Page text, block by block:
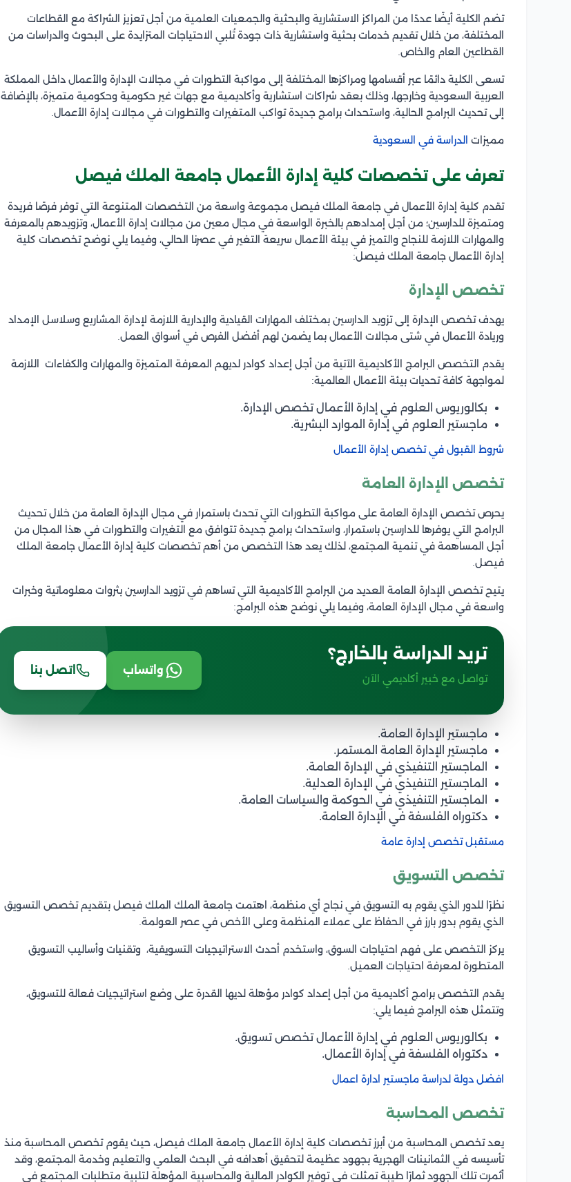
تضم الكلية أيضًا عددًا من المراكز الاستشارية والبحثية والجمعيات العلمية من أجل تعزيز الشراكة مع القطاعات
المختلفة، من خلال تقديم خدمات بحثية واستشارية ذات جودة تُلبي الاحتياجات المتزايدة على البحوث والدراسات من
القطاعين العام والخاص.
تسعى الكلية دائمًا عبر أقسامها ومراكزها المختلفة إلى مواكبة التطورات في مجالات الإدارة والأعمال داخل المملكة
العربية السعودية وخارجها، وذلك بعقد شراكات استشارية وأكاديمية مع جهات غير حكومية وحكومية متميزة، بالإضافة
إلى تحديث البرامج الحالية، واستحداث برامج جديدة تواكب المتغيرات والتطورات في مجالات إدارة الأعمال.
مميزات الدراسة في السعودية
تعرف على تخصصات كلية إدارة الأعمال جامعة الملك فيصل
تقدم كلية إدارة الأعمال في جامعة الملك فيصل مجموعة واسعة من التخصصات المتنوعة التي توفر فرصًا فريدة
ومتميزة للدارسين؛ من أجل إمدادهم بالخبرة الواسعة في مجال معين من مجالات إدارة الأعمال، وتزويدهم بالمعرفة
والمهارات اللازمة للنجاح والتميز في بيئة الأعمال سريعة التغير في عصرنا الحالي، وفيما يلي نوضح تخصصات كلية
إدارة الأعمال جامعة الملك فيصل:
تخصص الإدارة
يهدف تخصص الإدارة إلى تزويد الدارسين بمختلف المهارات القيادية والإدارية اللازمة لإدارة المشاريع وسلاسل الإمداد
وريادة الأعمال في شتى مجالات الأعمال بما يضمن لهم أفضل الفرص في أسواق العمل.
يقدم التخصص البرامج الأكاديمية الآتية من أجل إعداد كوادر لديهم المعرفة المتميزة والمهارات والكفاءات اللازمة
لمواجهة كافة تحديات بيئة الأعمال العالمية:
بكالوريوس العلوم في إدارة الأعمال تخصص الإدارة.
ماجستير العلوم في إدارة الموارد البشرية.
شروط القبول في تخصص إدارة الأعمال
تخصص الإدارة العامة
يحرص تخصص الإدارة العامة على مواكبة التطورات التي تحدث باستمرار في مجال الإدارة العامة من خلال تحديث
البرامج التي يوفرها للدارسين باستمرار، واستحداث برامج جديدة تتوافق مع التغيرات والتطورات في هذا المجال من
أجل المساهمة في تنمية المجتمع، لذلك يعد هذا التخصص من أهم تخصصات كلية إدارة الأعمال جامعة الملك
فيصل.
يتيح تخصص الإدارة العامة العديد من البرامج الأكاديمية التي تساهم في تزويد الدارسين بثروات معلوماتية وخبرات
واسعة في مجال الإدارة العامة، وفيما يلي نوضح هذه البرامج:
تريد الدراسة بالخارج؟
تواصل مع خبير أكاديمي الآن
واتساب اتصل بنا
ماجستير الإدارة العامة.
ماجستير الإدارة العامة المستمر.
الماجستير التنفيذي في الإدارة العامة.
الماجستير التنفيذي في الإدارة العدلية.
الماجستير التنفيذي في الحوكمة والسياسات العامة.
دكتوراه الفلسفة في الإدارة العامة.
مستقبل تخصص إدارة عامة
تخصص التسويق
نظرًا للدور الذي يقوم به التسويق في نجاح أي منظمة، اهتمت جامعة الملك الملك فيصل بتقديم تخصص التسويق
الذي يقوم بدور بارز في الحفاظ على عملاء المنظمة وعلى الأخص في عصر العولمة.
يركز التخصص على فهم احتياجات السوق، واستخدم أحدث الاستراتيجيات التسويقية، وتقنيات وأساليب التسويق
المتطورة لمعرفة احتياجات العميل.
يقدم التخصص برامج أكاديمية من أجل إعداد كوادر مؤهلة لديها القدرة على وضع استراتيجيات فعالة للتسويق،
وتتمثل هذه البرامج فيما يلي:
بكالوريوس العلوم في إدارة الأعمال تخصص تسويق.
دكتوراه الفلسفة في إدارة الأعمال.
افضل دولة لدراسة ماجستير ادارة اعمال
تخصص المحاسبة
يعد تخصص المحاسبة من أبرز تخصصات كلية إدارة الأعمال جامعة الملك فيصل، حيث يقوم تخصص المحاسبة منذ
تأسيسه في الثمانينات الهجرية بجهود عظيمة لتحقيق أهدافه في البحث العلمي والتعليم وخدمة المجتمع، وقد
أثمرت تلك الجهود ثمارًا طيبة تمثلت في توفير الكوادر المالية والمحاسبية المؤهلة لتلبية متطلبات المجتمع في